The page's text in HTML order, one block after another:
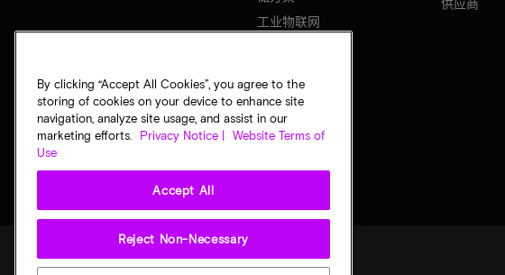
工业物联网
供应商
法律隐私声明销售条款您的隐私选择
By clicking “Accept All Cookies”, you agree to the
storing of cookies on your device to enhance site
navigation, analyze site usage, and assist in our
marketing efforts.
Privacy Notice |
Website Terms of
Use
Accept All
Reject Non-Necessary